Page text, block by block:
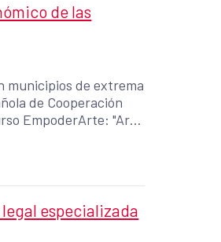
de las
municipios de extrema
de Cooperación
EmpoderArte: "Arte
especializada